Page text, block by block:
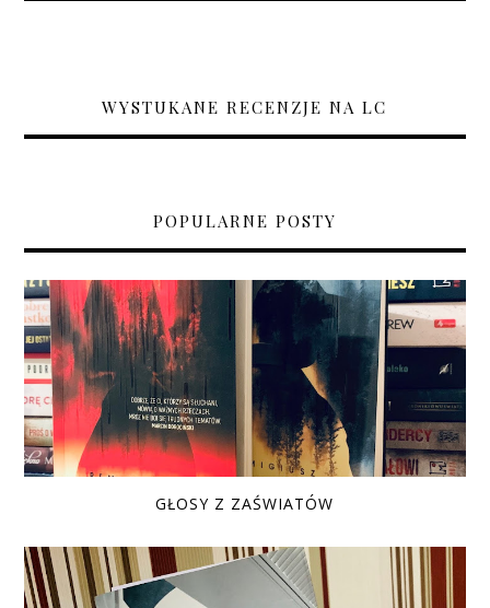
WYSTUKANE RECENZJE NA LC
POPULARNE POSTY
GŁOSY Z ZAŚWIATÓW